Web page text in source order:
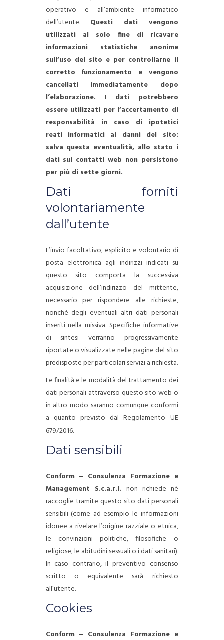
operativo e all’ambiente informatico
dell’utente.
Questi dati vengono
utilizzati al solo fine di ricavare
informazioni statistiche anonime
sull’uso del sito e per controllarne il
corretto funzionamento e vengono
cancellati immediatamente dopo
l’elaborazione. I dati potrebbero
essere utilizzati per l’accertamento di
responsabilità in caso di ipotetici
reati informatici ai danni del sito:
salva questa eventualità, allo stato i
dati sui contatti web non persistono
per più di sette giorni.
Dati forniti
volontariamente
dall’utente
L’invio facoltativo, esplicito e volontario di
posta elettronica agli indirizzi indicati su
questo sito comporta la successiva
acquisizione dell’indirizzo del mittente,
necessario per rispondere alle richieste,
nonché degli eventuali altri dati personali
inseriti nella missiva. Specifiche informative
di sintesi verranno progressivamente
riportate o visualizzate nelle pagine del sito
predisposte per particolari servizi a richiesta.
Le finalità e le modalità del trattamento dei
dati personali attraverso questo sito web o
in altro modo saranno comunque conformi
a quanto previsto dal Regolamento UE
679/2016.
Dati sensibili
Conform – Consulenza Formazione e
Management S.c.a.r.l. non richiede nè
raccoglie tramite questo sito dati personali
sensibili (come ad esempio le informazioni
idonee a rivelare l’origine razziale o etnica,
le convinzioni politiche, filosofiche o
religiose, le abitudini sessuali o i dati sanitari).
In caso contrario, il preventivo consenso
scritto o equivalente sarà richiesto
all’utente.
Cookies
Conform – Consulenza Formazione e